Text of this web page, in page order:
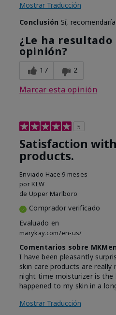
Mostrar Traducción
Conclusión Sí,
¿Le ha
opinión?
17 2
Marcar esta opinión
5
Satisfaction
products.
Enviado Hace 9 meses
por KLW
de Upper Marlboro
Comprador verificado
Evaluado en
marykay.com/en-us/
Comentarios sobre
I have been pleasantly
skin care products are really
night time moisturizer is the
happened to my skin in a
Mostrar Traducción